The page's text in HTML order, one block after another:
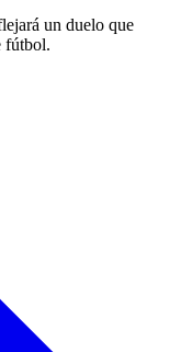
un duelo que
fútbol.